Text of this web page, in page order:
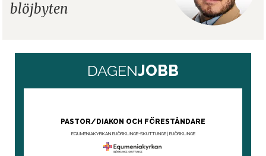
blöjbyten